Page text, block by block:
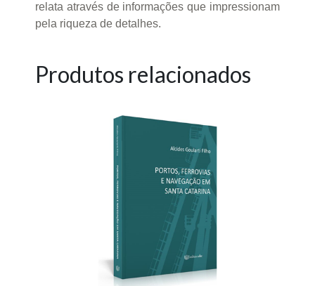
relata através de informações que impressionam
pela riqueza de detalhes.
Produtos relacionados